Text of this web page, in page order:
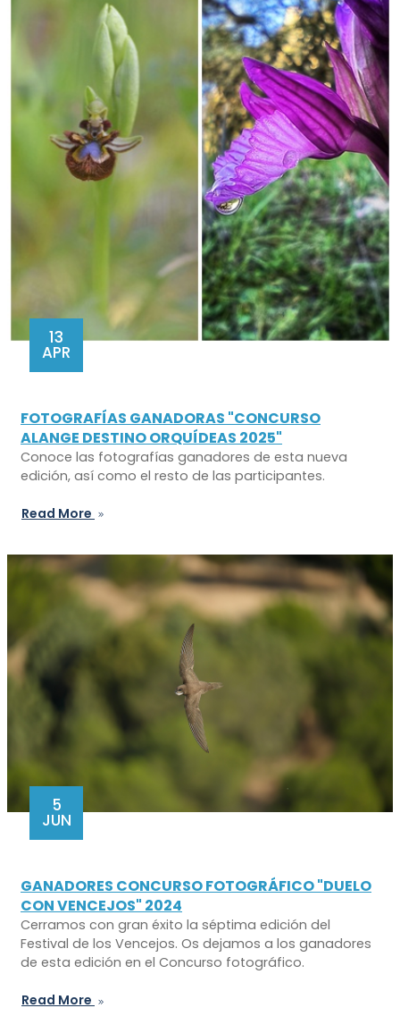
13
APR
FOTOGRAFÍAS GANADORAS "CONCURSO
ALANGE DESTINO ORQUÍDEAS 2025"
Conoce las fotografías ganadores de esta nueva
edición, así como el resto de las participantes.
Read More
5
JUN
GANADORES CONCURSO FOTOGRÁFICO "DUELO
CON VENCEJOS" 2024
Cerramos con gran éxito la séptima edición del
Festival de los Vencejos. Os dejamos a los ganadores
de esta edición en el Concurso fotográfico.
Read More